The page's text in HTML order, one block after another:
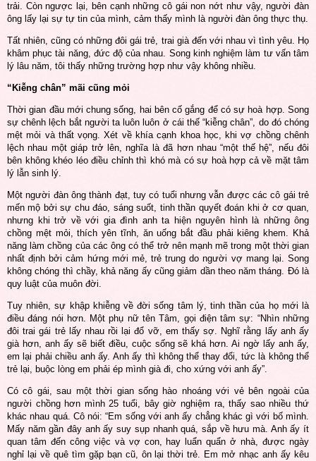
trải. Còn ngược lại, bên cạnh những cô gái non nớt như vậy, người đàn
ông lấy lại sự tự tin của mình, cảm thấy mình là người đàn ông thực thụ.
Tất nhiên, cũng có những đôi gái trẻ, trai già đến với nhau vì tình yêu. Họ
khâm phục tài năng, đức độ của nhau. Song kinh nghiệm làm tư vấn tâm
lý lâu năm, tôi thấy những trường hợp như vậy không nhiều.
“Kiễng chân” mãi cũng mỏi
Thời gian đầu mới chung sống, hai bên cố gắng để có sự hoà hợp. Song
sự chênh lệch bắt người ta luôn luôn ở cái thế “kiễng chân”, do đó chóng
mệt mỏi và thất vọng. Xét về khía cạnh khoa học, khi vợ chồng chênh
lệch nhau một giáp trở lên, nghĩa là đã hơn nhau “một thế hệ”, nếu đôi
bên không khéo léo điều chỉnh thì khó mà có sự hoà hợp cả về mặt tâm
lý lẫn sinh lý.
Một người đàn ông thành đạt, tuy có tuổi nhưng vẫn được các cô gái trẻ
mến mộ bởi sự chu đáo, sáng suốt, tinh thần quyết đoán khi ở cơ quan,
nhưng khi trở về với gia đình anh ta hiện nguyên hình là những ông
chồng mệt mỏi, thích yên tĩnh, ăn uống bắt đầu phải kiêng khem. Khả
năng làm chồng của các ông có thể trở nên mạnh mẽ trong một thời gian
nhất định bởi cảm hứng mới mẻ, trẻ trung do người vợ mang lại. Song
không chóng thì chầy, khả năng ấy cũng giảm dần theo năm tháng. Đó là
quy luật của muôn đời.
Tuy nhiên, sự khập khiễng về đời sống tâm lý, tinh thần của họ mới là
điều đáng nói hơn. Một phụ nữ tên Tâm, gọi điện tâm sự: “Nhìn những
đôi trai gái trẻ lấy nhau rồi lại đổ vỡ, em thấy sợ. Nghĩ rằng lấy anh ấy
già hơn, anh ấy sẽ biết điều, cuộc sống sẽ khá hơn. Ai ngờ lấy anh ấy,
em lại phải chiều anh ấy. Anh ấy thì không thể thay đổi, tức là không thể
trẻ lại, buộc lòng em phải ép mình già đi, cho xứng với anh ấy”.
Có cô gái, sau một thời gian sống hào nhoáng với vẻ bên ngoài của
người chồng hơn mình 25 tuổi, bây giờ nghiệm ra, thấy sao nhiều thứ
khác nhau quá. Cô nói: “Em sống với anh ấy chẳng khác gì với bố mình.
Mấy năm gần đây anh ấy suy sụp nhanh quá, sắp về hưu mà. Anh ấy ít
quan tâm đến công việc và vợ con, hay luẩn quẩn ở nhà, được ngày
nghỉ lại về quê tìm gặp bạn cũ, ôn lại thời trẻ. Em mở nhạc anh ấy kêu